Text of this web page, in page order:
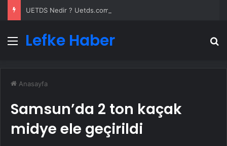
Menü
Lefke Haber
Anasayfa
Samsun’da 2 ton kaçak
midye ele geçirildi